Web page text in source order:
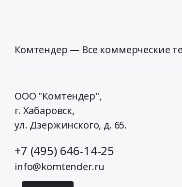
Комтендер — Все коммерческие
ООО "Комтендер",
г. Хабаровск,
ул. Дзержинского, д. 65.
+7 (495) 646-14-25
info@komtender.ru